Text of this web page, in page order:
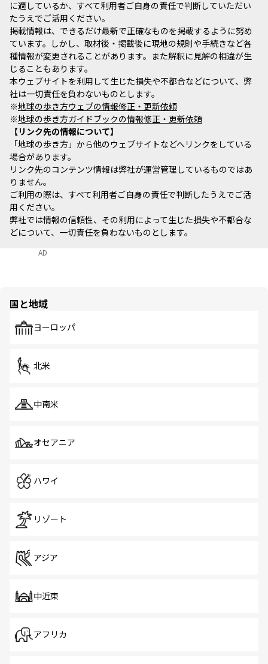
に適しているか、すべて利用者ご自身の責任で判断していただい
たうえでご活用ください。
掲載情報は、できるだけ最新で正確なものを掲載するように努め
ています。しかし、取材後・掲載後に現地の規則や手続きなど各
種情報が変更されることがあります。また解釈に見解の相違が生
じることもあります。
本ウェブサイトを利用して生じた損失や不都合などについて、弊
社は一切責任を負わないものとします。
※地球の歩き方ウェブの情報修正・更新依頼
※地球の歩き方ガイドブックの情報修正・更新依頼
リンク先の情報について
「地球の歩き方」から他のウェブサイトなどへリンクをしている
場合があります。
リンク先のコンテンツ情報は弊社が運営管理しているものではあ
りません。
ご利用の際は、すべて利用者ご自身の責任で判断したうえでご活
用ください。
弊社では情報の信頼性、その利用によって生じた損失や不都合な
どについて、一切責任を負わないものとします。
AD
国と地域
ヨーロッパ
北米
中南米
オセアニア
ハワイ
リゾート
アジア
中近東
アフリカ